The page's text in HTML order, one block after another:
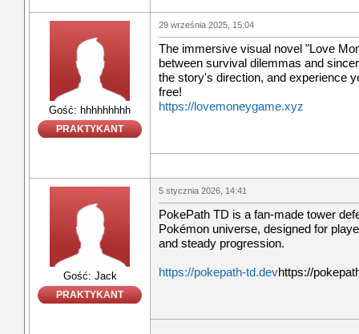
Gość: hhhhhhhhh
PRAKTYKANT
29 września 2025, 15:04
The immersive visual novel "Love
between survival dilemmas and
the story's direction, and experience
free!
https://lovemoneygame.xyz
Gość: Jack
PRAKTYKANT
5 stycznia 2026, 14:41
PokePath TD is a fan-made tower
Pokémon universe, designed for
and steady progression.
https://pokepath-td.devhttps://